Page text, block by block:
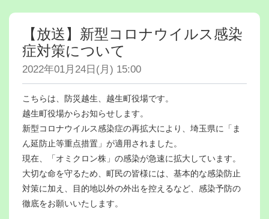
【放送】新型コロナウイルス感染
症対策について
2022年01月24日(月) 15:00
こちらは、防災越生、越生町役場です。
越生町役場からお知らせします。
新型コロナウイルス感染症の再拡大により、埼玉県に「ま
ん延防止等重点措置」が適用されました。
現在、「オミクロン株」の感染が急速に拡大しています。
大切な命を守るため、町民の皆様には、基本的な感染防止
対策に加え、目的地以外の外出を控えるなど、感染予防の
徹底をお願いいたします。